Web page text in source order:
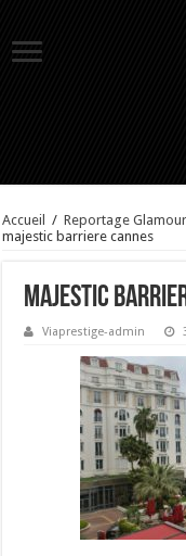
Accueil / Reportage Glamour
majestic barriere cannes
majestic
Viaprestige-admin